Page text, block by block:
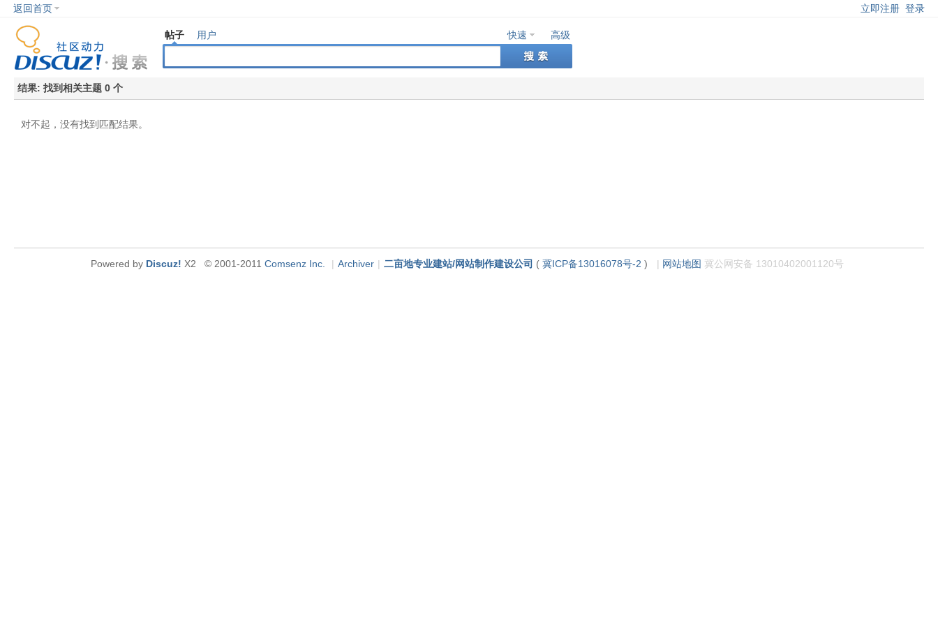
返回首页 立即注册 登录
快速 高级
帖子 用户
结果: 找到相关主题 0 个
对不起，没有找到匹配结果。
Powered by Discuz! X2 © 2001-2011 Comsenz Inc. | Archiver | 二亩地专业建站/网站制作建设公司 ( 冀ICP备13016078号-2 ) | 网站地图 冀公网安备 13010402001120号